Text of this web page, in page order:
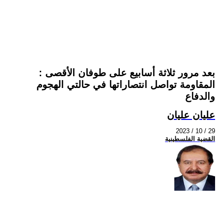
بعد مرور ثلاثة أسابيع على طوفان الأقصى :
المقاومة تواصل انتصاراتها في حالتي الهجوم
والدفاع
عليان عليان
2023 / 10 / 29
القضية الفلسطينية